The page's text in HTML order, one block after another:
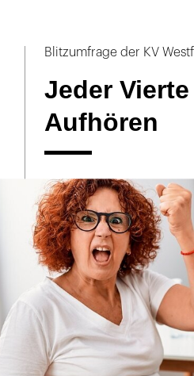
Blitzumfrage der KV
Jeder
Aufhören